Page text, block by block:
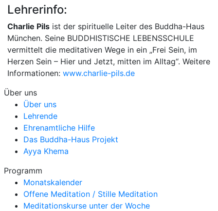
Lehrerinfo:
Charlie Pils ist der spirituelle Leiter des Buddha-Haus
München. Seine BUDDHISTISCHE LEBENSSCHULE
vermittelt die meditativen Wege in ein „Frei Sein, im
Herzen Sein – Hier und Jetzt, mitten im Alltag“. Weitere
Informationen: www.charlie-pils.de
Über uns
Über uns
Lehrende
Ehrenamtliche Hilfe
Das Buddha-Haus Projekt
Ayya Khema
Programm
Monatskalender
Offene Meditation / Stille Meditation
Meditationskurse unter der Woche